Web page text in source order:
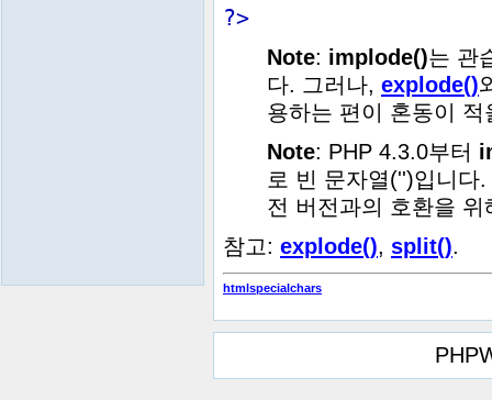
?>
Note: implode()는 관
다. 그러나, explode()
용하는 편이 혼동이 적
Note: PHP 4.3.0부터
로 빈 문자열('')입니다
전 버전과의 호환을
참고: explode(), split().
htmlspecialchars